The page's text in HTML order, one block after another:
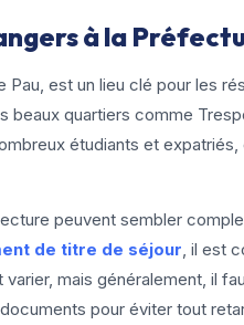
à la
est un lieu clé pour les
beaux quartiers comme
étudiants et
peuvent sembler
de titre de séjour, il est
mais généralement, il
pour éviter tout